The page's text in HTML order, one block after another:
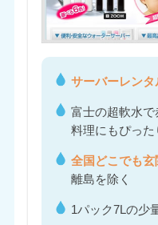
サーバーレン
富士の超軟水
料理にもぴった
全国どこでも玄
離島を除く
1パック7Lの少